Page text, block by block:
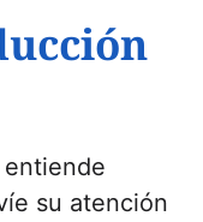
su atención